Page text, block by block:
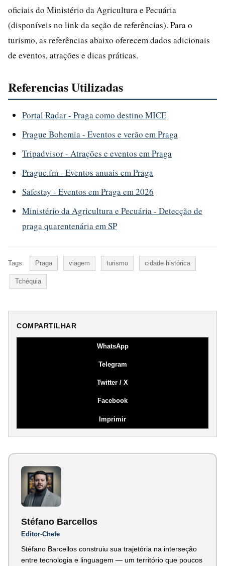
oficiais do Ministério da Agricultura e Pecuária
(disponíveis no link da seção de referências). Para o
turismo, as referências abaixo oferecem dados adicionais
de eventos, atrações e dicas práticas.
Referencias Utilizadas
Portal Radar - Praga como destino MICE
Prague Bohemia - Eventos e verão em Praga
Tripadvisor - Atrações e eventos em Praga
Prague.fm - Eventos anuais em Praga
Safestay - Eventos em Praga em 2026
Ministério da Agricultura e Pecuária - Detecção de
praga quarentenária em SP
Tags: Praga viagem turismo cidade histórica
Tchéquia
COMPARTILHAR
WhatsApp
Telegram
Twitter / X
Facebook
Imprimir
Stéfano Barcellos
Editor-Chefe
Stéfano Barcellos construiu sua trajetória na interseção
entre tecnologia e linguagem — um território que poucos